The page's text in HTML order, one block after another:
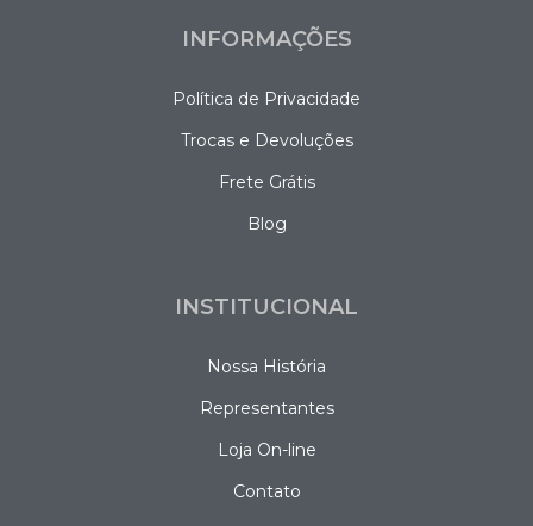
INFORMAÇÕES
Política de Privacidade
Trocas e Devoluções
Frete Grátis
Blog
INSTITUCIONAL
Nossa História
Representantes
Loja On-line
Contato